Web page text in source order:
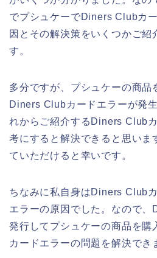
でプシュケーでDiners Clubカ
因とその解決策をいくつかご紹
す。
多分ですが、プシュケーの商品
Diners Clubカードエラーが発
れからご紹介するDiners Club
考にすると解決できると思いま
ていただけると幸いです。
ちなみに私自身はDiners Club
エラーの原因でした。なので
発行してプシュケーの商品を
カードエラーの問題を解決でき